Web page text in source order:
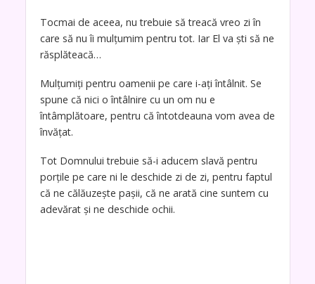
Tocmai de aceea, nu trebuie să treacă vreo zi în
care să nu îi mulțumim pentru tot. Iar El va ști să ne
răsplăteacă…
Mulțumiți pentru oamenii pe care i-ați întâlnit. Se
spune că nici o întâlnire cu un om nu e
întâmplătoare, pentru că întotdeauna vom avea de
învățat.
Tot Domnului trebuie să-i aducem slavă pentru
porțile pe care ni le deschide zi de zi, pentru faptul
că ne călăuzește pașii, că ne arată cine suntem cu
adevărat și ne deschide ochii.